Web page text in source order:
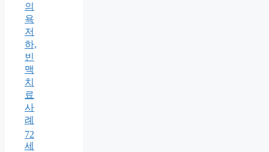
의
욕
저
하,
빈
맥
치
료
사
례
72
세